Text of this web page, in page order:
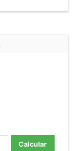
Calcular